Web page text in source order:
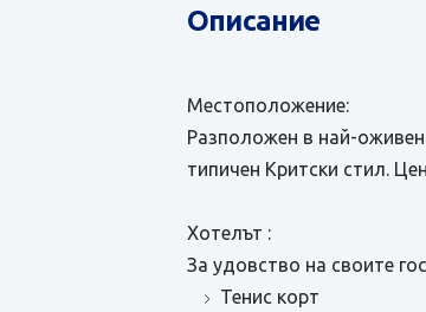
Описание
Местоположение:
Разположен в най-
типичен Критски стил.
Хотелът :
За удовство на своите
Тенис корт